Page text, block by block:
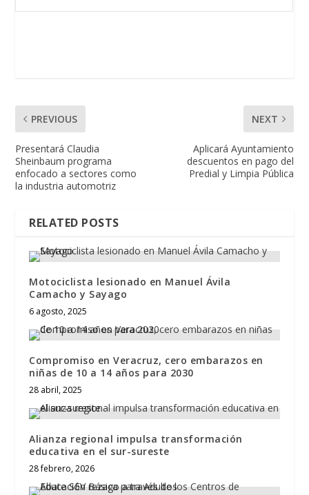
PREVIOUS
Presentará Claudia
Sheinbaum programa
enfocado a sectores como
la industria automotriz
NEXT
Aplicará Ayuntamiento
descuentos en pago del
Predial y Limpia Pública
RELATED POSTS
Motociclista lesionado en Manuel Ávila
Camacho y Sayago
6 agosto, 2025
Compromiso en Veracruz, cero embarazos en
niñas de 10 a 14 años para 2030
28 abril, 2025
Alianza regional impulsa transformación
educativa en el sur-sureste
28 febrero, 2026